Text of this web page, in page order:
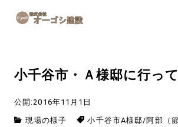
手しごと
小千谷市・Ａ様邸に行っ
公開:2016年11月1日
現場の様子 小千谷市A様邸/阿部（節